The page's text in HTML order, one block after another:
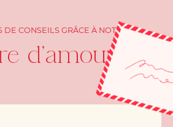
DE CONSEILS GRÂCE À NOTRE
d'amour